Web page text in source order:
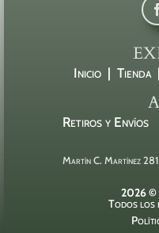
Inicio | Tienda |
Retiros y Envíos
Martín C. Martínez
2026 ©
Todos los